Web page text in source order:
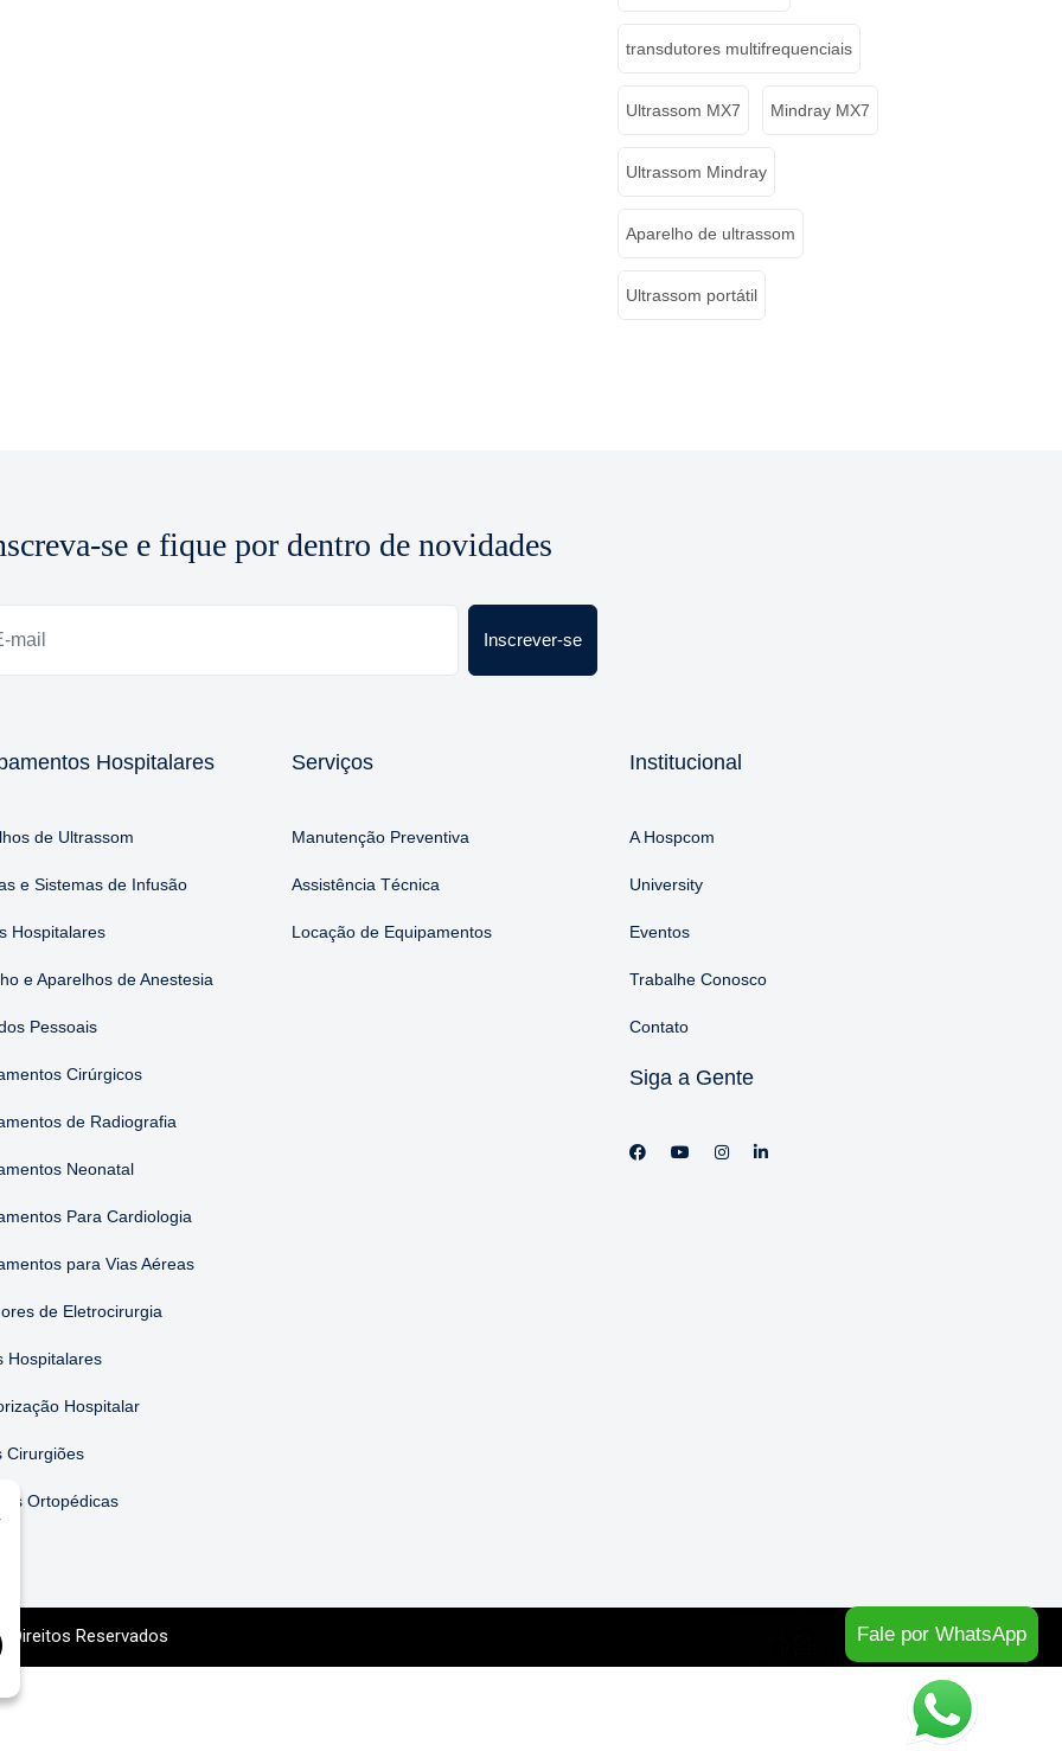
transdutores multifrequenciais
Ultrassom MX7 Mindray MX7
Ultrassom Mindray
Aparelho de ultrassom
Ultrassom portátil
se e fique por dentro de novidades
Inscrever-se
Hospitalares
de Ultrassom
e Sistemas de Infusão
Hospitalares
e Aparelhos de Anestesia
Pessoais
Cirúrgicos
de Radiografia
Neonatal
Para Cardiologia
para Vias Aéreas
de Eletrocirurgia
Hospitalares
Hospitalar
Cirurgiões
Ortopédicas
Serviços
Manutenção Preventiva
Assistência Técnica
Locação de Equipamentos
Institucional
A Hospcom
University
Eventos
Trabalhe Conosco
Contato
Siga a Gente
Direitos Reservados Fale por WhatsApp